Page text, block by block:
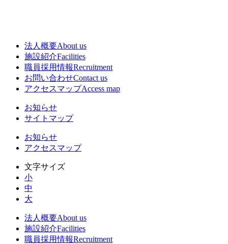
法人概要About us
施設紹介Facilities
職員採用情報Recruitment
お問い合わせContact us
アクセスマップAccess map
お知らせ
サイトマップ
お知らせ
アクセスマップ
文字サイズ
小
中
大
法人概要About us
施設紹介Facilities
職員採用情報Recruitment